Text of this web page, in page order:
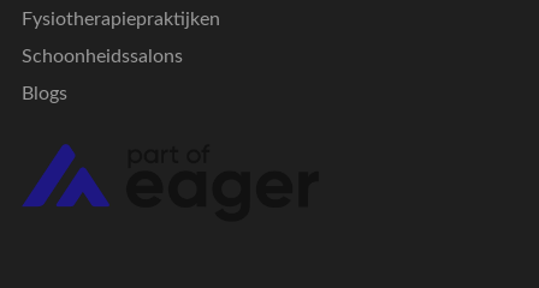
Fysiotherapiepraktijken
Schoonheidssalons
Blogs